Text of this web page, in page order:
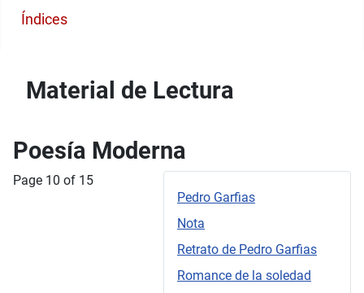
Índices
Material de Lectura
Poesía Moderna
Pedro Garfias
Nota
Retrato de Pedro Garfias
Romance de la soledad
Page 10 of 15